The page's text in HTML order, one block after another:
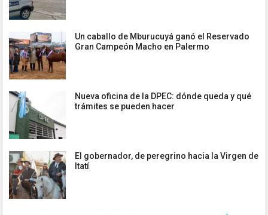
Un caballo de Mburucuyá ganó el Reservado
Gran Campeón Macho en Palermo
Nueva oficina de la DPEC: dónde queda y qué
trámites se pueden hacer
El gobernador, de peregrino hacia la Virgen de
Itatí